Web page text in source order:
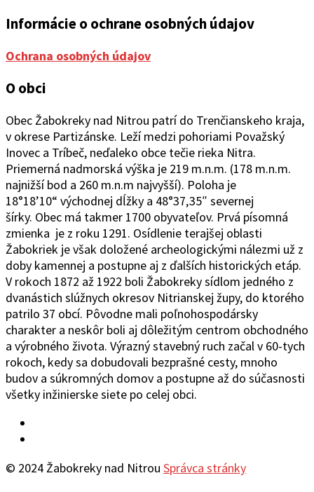
Informácie o ochrane osobných údajov
Ochrana osobných údajov
O obci
Obec Žabokreky nad Nitrou patrí do Trenčianskeho kraja,
v okrese Partizánske. Leží medzi pohoriami Považský
Inovec a Tríbeč, neďaleko obce tečie rieka Nitra.
Priemerná nadmorská výška je 219 m.n.m. (178 m.n.m.
najnižší bod a 260 m.n.m najvyšší). Poloha je
18°18’10“ východnej dĺžky a 48°37‚35″ severnej
šírky. Obec má takmer 1700 obyvateľov. Prvá písomná
zmienka je z roku 1291. Osídlenie terajšej oblasti
Žabokriek je však doložené archeologickými nálezmi už z
doby kamennej a postupne aj z ďalších historických etáp.
V rokoch 1872 až 1922 boli Žabokreky sídlom jedného z
dvanástich slúžnych okresov Nitrianskej župy, do ktorého
patrilo 37 obcí. Pôvodne mali poľnohospodársky
charakter a neskôr boli aj dôležitým centrom obchodného
a výrobného života. Výrazný stavebný ruch začal v 60-tych
rokoch, kedy sa dobudovali bezprašné cesty, mnoho
budov a súkromných domov a postupne až do súčasnosti
všetky inžinierske siete po celej obci.
© 2024 Žabokreky nad Nitrou Správca stránky